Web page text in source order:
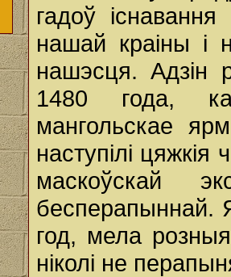
гадоў
нашай краіны і
нашэсця. Адзін
1480 года,
мангольскае
наступілі
маскоўскай
бесперапыннай.
год, мела
ніколі не